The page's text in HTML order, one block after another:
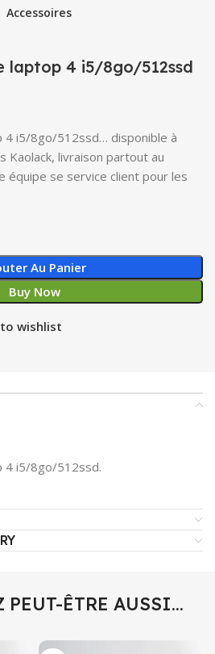
Accessoires
laptop 4 i5/8go/512ssd
4 i5/8go/512ssd… disponible à
Kaolack, livraison partout au
équipe se service client pour les
Au Panier
Buy Now
wishlist
4 i5/8go/512ssd.
PEUT-ÊTRE AUSSI…